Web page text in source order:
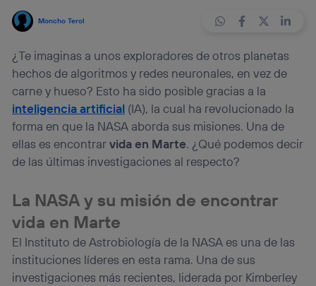
Moncho Terol
¿Te imaginas a unos exploradores de otros planetas
hechos de algoritmos y redes neuronales, en vez de
carne y hueso? Esto ha sido posible gracias a la
inteligencia artificial (IA), la cual ha revolucionado la
forma en que la NASA aborda sus misiones. Una de
ellas es encontrarvida en Marte. ¿Qué podemos decir
de las últimas investigaciones al respecto?
La NASA y su misión de encontrar
vida en Marte
El Instituto de Astrobiología de la NASA es una de las
instituciones líderes en esta rama. Una de sus
investigaciones más recientes, liderada por Kimberley